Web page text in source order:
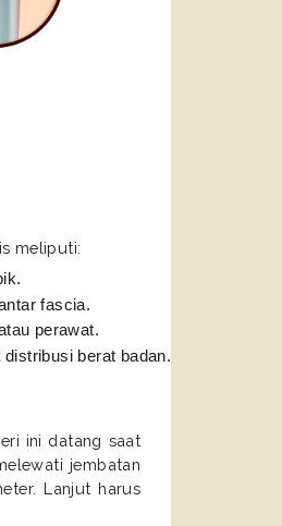
meliputi:
fascia.
perawat.
berat badan.
ini datang saat
jembatan
Lanjut harus